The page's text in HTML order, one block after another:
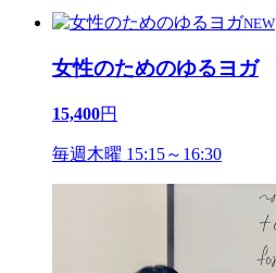
NEW
女性のためのゆるヨガ
15,400円
毎週木曜 15:15～16:30